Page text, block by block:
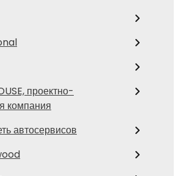
проектно-
компания
автосервисов